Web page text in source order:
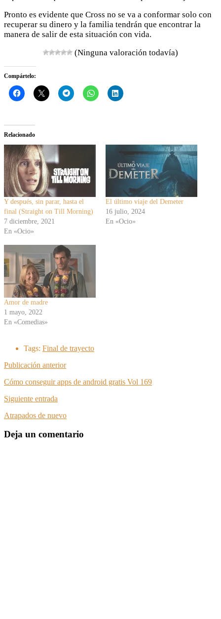
Pronto es evidente que Cross no se va a conformar solo con
recuperar su dinero y la familia tendrán que encontrar la
manera de salir de esta situación con vida.
(Ninguna valoración todavía)
Compártelo:
Relacionado
Y después, sin parar, hasta el
final (Straight on Till Morning)
7 diciembre, 2021
En «Ocio»
El último viaje del Demeter
16 julio, 2024
En «Ocio»
Amor de madre
1 mayo, 2022
En «Comedias»
Tags: Final de trayecto
Publicación anterior
Cómo conseguir apps de android gratis Vol 169
Siguiente entrada
Atrapados de nuevo
Deja un comentario